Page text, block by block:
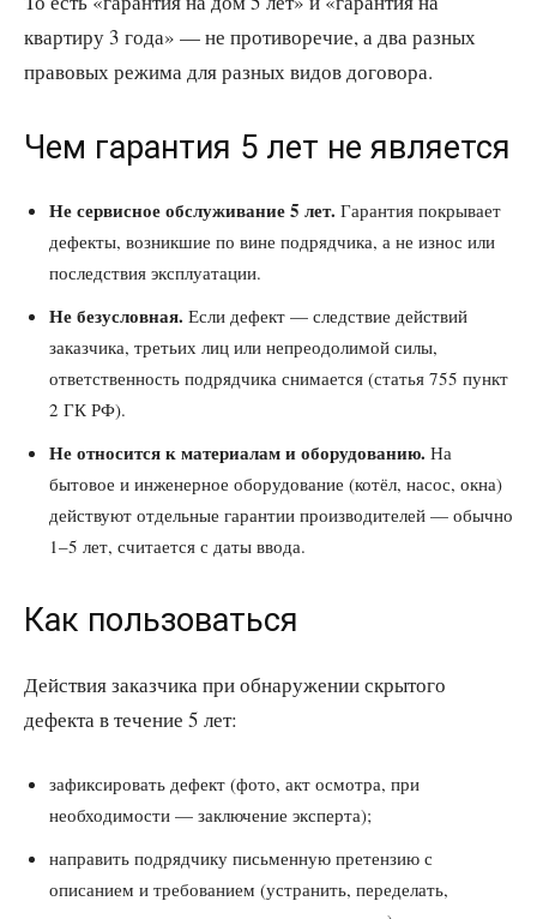
квартиру 3 года» — не противоречие, а два разных
правовых режима для разных видов договора.
Чем гарантия 5 лет не является
Не сервисное обслуживание 5 лет. Гарантия покрывает
дефекты, возникшие по вине подрядчика, а не износ или
последствия эксплуатации.
Не безусловная. Если дефект — следствие действий
заказчика, третьих лиц или непреодолимой силы,
ответственность подрядчика снимается (статья 755 пункт
2 ГК РФ).
Не относится к материалам и оборудованию. На
бытовое и инженерное оборудование (котёл, насос, окна)
действуют отдельные гарантии производителей — обычно
1–5 лет, считается с даты ввода.
Как пользоваться
Действия заказчика при обнаружении скрытого
дефекта в течение 5 лет:
зафиксировать дефект (фото, акт осмотра, при
необходимости — заключение эксперта);
направить подрядчику письменную претензию с
описанием и требованием (устранить, переделать,